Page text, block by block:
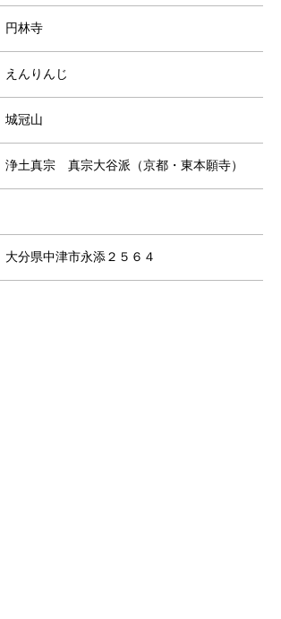
円林寺
えんりんじ
城冠山
浄土真宗 真宗大谷派（京都・東本願寺）
大分県中津市永添２５６４